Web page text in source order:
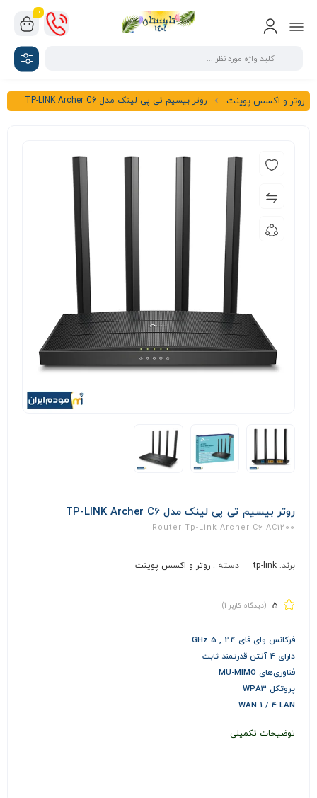
0
روتر و اکسس پوینت روتر بیسیم تی پی لینک مدل TP-LINK Archer C6
روتر بیسیم تی پی لینک مدل TP-LINK Archer C6
Router Tp-Link Archer C6 AC1200
برند: tp-link دسته : روتر و اکسس پوینت
5 (دیدگاه کاربر 1
)
فرکانس وای فای 2.4 , 5 GHz
دارای 4 آنتن قدرتمند ثابت
فناوری‌های MU-MIMO
پروتکل WPA3
WAN 1 / 4 LAN
توضیحات تکمیلی